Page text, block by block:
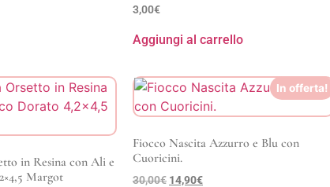
3,00€
Aggiungi al carrello
in Resina con Ali e
Margot
In offerta!
Fiocco Nascita Azzurro e Blu con
Cuoricini.
30,00€ 14,90€